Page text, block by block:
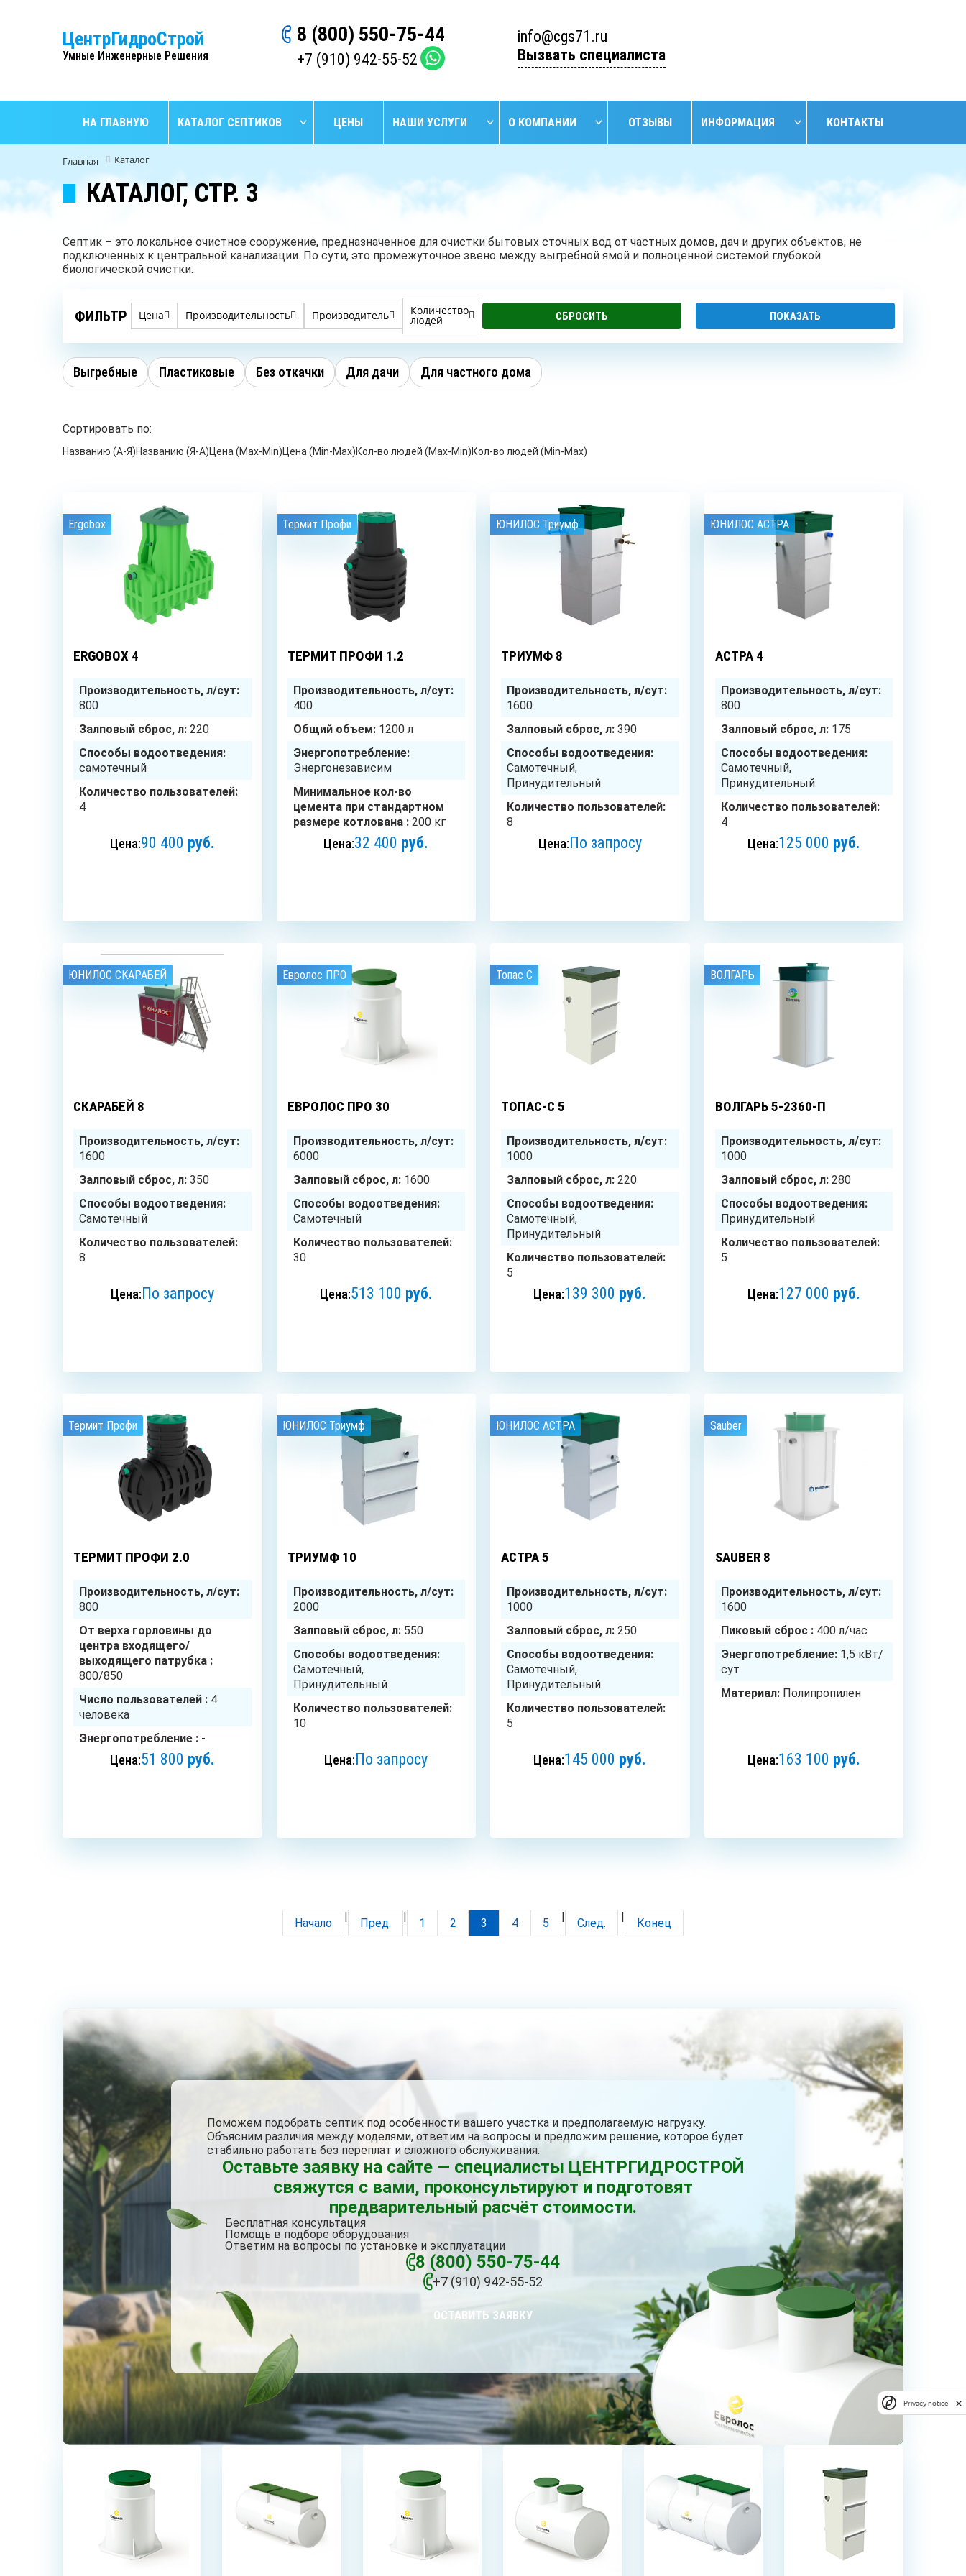
ЦентрГидроСтрой
Умные Инженерные Решения
8 (800) 550-75-44
+7 (910) 942-55-52
info@cgs71.ru
Вызвать специалиста
НА ГЛАВНУЮ КАТАЛОГ СЕПТИКОВ
НАЙТИ
ЦЕНЫ НАШИ УСЛУГИ
НАЙТИ
СКВАЖИН
СКВАЖИН
ОБУСТРОЙСТВО
КЕССОНОМ
ОБУСТРОЙСТВО
СКВАЖИН С
АДАПТЕРОМ
РЕМОНТ
СКВАЖИН НА
ВОДУ
БУРЕНИЕ
АБИССИНСКИХ
СИСТЕМЫ
ОЧИСТКИ
СКВАЖИНА НА
О КОМПАНИИ ОТЗЫВЫ ИНФОРМАЦИЯ КОНТАКТЫ
Главная Каталог
КАТАЛОГ, СТР. 3
Септик – это локальное очистное сооружение, предназначенное для очистки бытовых сточных вод от частных домов, дач и других объектов, не
подключенных к центральной канализации. По сути, это промежуточное звено между выгребной ямой и полноценной системой глубокой
биологической очистки.
ФИЛЬТР Цена Производительность Производитель Количество
людей
Выгребные Пластиковые Без откачки Для дачи Для частного дома
Сортировать по:
Названию (А-Я)Названию (Я-А)Цена (Max-Min)Цена (Min-Max)Кол-во людей (Max-Min)Кол-во людей (Min-Max)
Ergobox
ERGOBOX 4
Производительность, л/сут:
800
Залповый сброс, л: 220
Способы водоотведения:
самотечный
Количество пользователей:
4
Цена:90 400 руб.
Термит Профи
ТЕРМИТ ПРОФИ 1.2
Производительность, л/сут:
400
Общий объем:1200 л
Энергопотребление:
Энергонезависим
Минимальное кол-во
цемента при стандартном
размере котлована :200 кг
Цена:32 400 руб.
ЮНИЛОС Триумф
ТРИУМФ 8
Производительность, л/сут:
1600
Залповый сброс, л: 390
Способы водоотведения:
Самотечный,
Принудительный
Количество пользователей:
8
Цена:По запросу
ЮНИЛОС АСТРА
АСТРА 4
Производительность, л/сут:
800
Залповый сброс, л:175
Способы водоотведения:
Самотечный,
Принудительный
Количество пользователей:
4
Цена:125 000 руб.
ЮНИЛОС СКАРАБЕЙ
СКАРАБЕЙ 8
Производительность, л/сут:
1600
Залповый сброс, л: 350
Способы водоотведения:
Самотечный
Количество пользователей:
8
Цена:По запросу
Евролос ПРО
ЕВРОЛОС ПРО 30
Производительность, л/сут:
6000
Залповый сброс, л:1600
Способы водоотведения:
Самотечный
Количество пользователей:
30
Цена:513 100 руб.
Топас C
ТОПАС-С 5
Производительность, л/сут:
1000
Залповый сброс, л: 220
Способы водоотведения:
Самотечный,
Принудительный
Количество пользователей:
5
Цена:139 300 руб.
ВОЛГАРЬ
ВОЛГАРЬ 5-2360-П
Производительность, л/сут:
1000
Залповый сброс, л:280
Способы водоотведения:
Принудительный
Количество пользователей:
5
Цена:127 000 руб.
Термит Профи
ТЕРМИТ ПРОФИ 2.0
Производительность, л/сут:
800
От верха горловины до
центра входящего/
выходящего патрубка :
800/850
Число пользователей : 4
человека
Энергопотребление : -
Цена:51 800 руб.
ЮНИЛОС Триумф
ТРИУМФ 10
Производительность, л/сут:
2000
Залповый сброс, л:550
Способы водоотведения:
Самотечный,
Принудительный
Количество пользователей:
10
Цена:По запросу
ЮНИЛОС АСТРА
АСТРА 5
Производительность, л/сут:
1000
Залповый сброс, л: 250
Способы водоотведения:
Самотечный,
Принудительный
Количество пользователей:
5
Цена:145 000 руб.
Sauber
SAUBER 8
Производительность, л/сут:
1600
Пиковый сброс :400 л/час
Энергопотребление:1,5 кВт/
сут
Материал:Полипропилен
Цена:163 100 руб.
Начало | Пред. | 1 2 3 4 5 | След. | Конец
Поможем подобрать септик под особенности вашего участка и предполагаемую нагрузку.
Объясним различия между моделями, ответим на вопросы и предложим решение, которое будет
стабильно работать без переплат и сложного обслуживания.
Оставьте заявку на сайте — специалисты ЦЕНТРГИДРОСТРОЙ
свяжутся с вами, проконсультируют и подготовят
предварительный расчёт стоимости.
Бесплатная консультация
Помощь в подборе оборудования
Ответим на вопросы по установке и эксплуатации
8 (800) 550-75-44
+7 (910) 942-55-52
ОСТАВИТЬ ЗАЯВКУ
Privacy notice